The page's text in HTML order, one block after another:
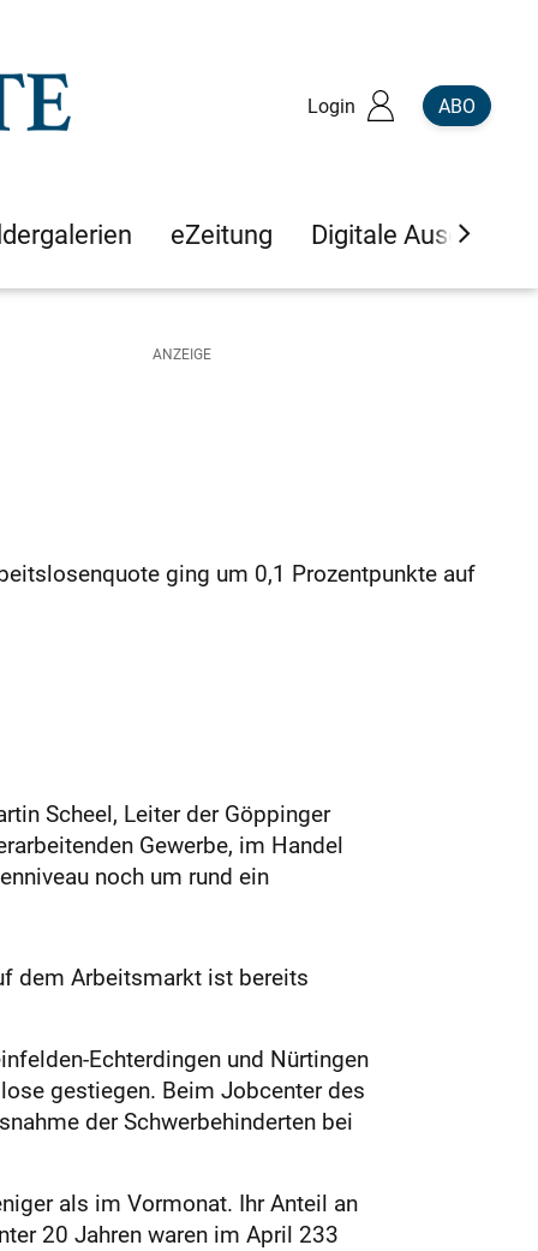
Login ABO
eZeitung Digitale Ausgaben
ging um 0,1 Prozentpunkte auf
Scheel, Leiter der Göppinger
Gewerbe, im Handel
noch um rund ein
dem Arbeitsmarkt ist bereits
Echterdingen und Nürtingen
gestiegen. Beim Jobcenter des
der Schwerbehinderten bei
als im Vormonat. Ihr Anteil an
20 Jahren waren im April 233